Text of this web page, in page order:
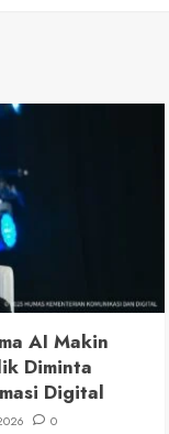
AI Makin
Diminta
Digital
0